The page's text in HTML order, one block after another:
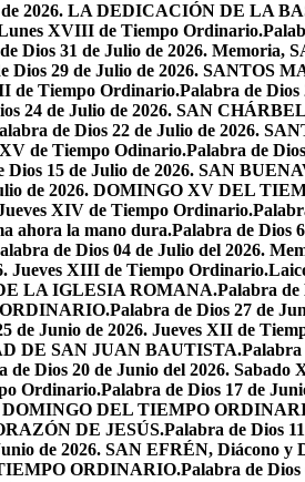
de 2026. LA DEDICACIÓN DE LA
XVIII de Tiempo Ordinario.
Dios 31 de Julio de 2026. Memoria,
Dios 29 de Julio de 2026. SANTOS
de Tiempo Ordinario.Palabra de Dios
24 de Julio de 2026. SAN
de Dios 22 de Julio de 2026.
de Tiempo Odinario.Palabra de
Dios 15 de Julio de 2026. SAN
de 2026. DOMINGO XV DEL
XIV de Tiempo Ordinario.
ahora la mano dura.Palabra de Dios
de Dios 04 de Julio del 2026.
Jueves XIII de Tiempo Ordinario.
LA IGLESIA ROMANA.Palabra de
Palabra de Dios 27 de
de Junio de 2026. Jueves XII de
DE SAN JUAN BAUTISTA.Palabra
de Dios 20 de Junio del 2026. Sabado
Ordinario.Palabra de Dios 17 de
DOMINGO DEL TIEMPO
DE JESÚS.Palabra de Dios
de 2026. SAN EFRÉN, Diácono y
ORDINARIO.Palabra de